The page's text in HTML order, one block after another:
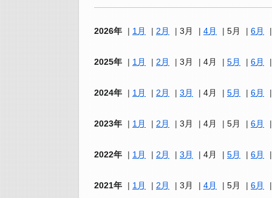
2026年 1月 2月 3月 4月 5月 6月
2025年 1月 2月 3月 4月 5月 6月
2024年 1月 2月 3月 4月 5月 6月
2023年 1月 2月 3月 4月 5月 6月
2022年 1月 2月 3月 4月 5月 6月
2021年 1月 2月 3月 4月 5月 6月